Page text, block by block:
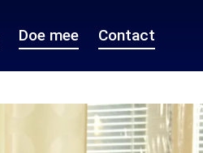
Doe mee Contact